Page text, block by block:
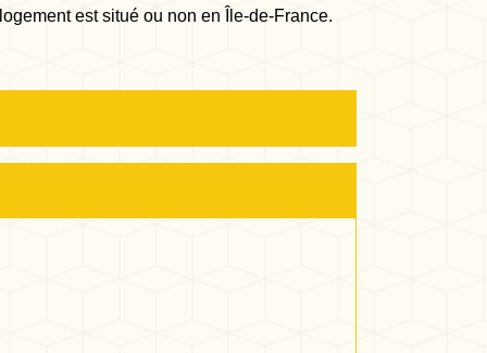
est situé ou non en Île-de-France.